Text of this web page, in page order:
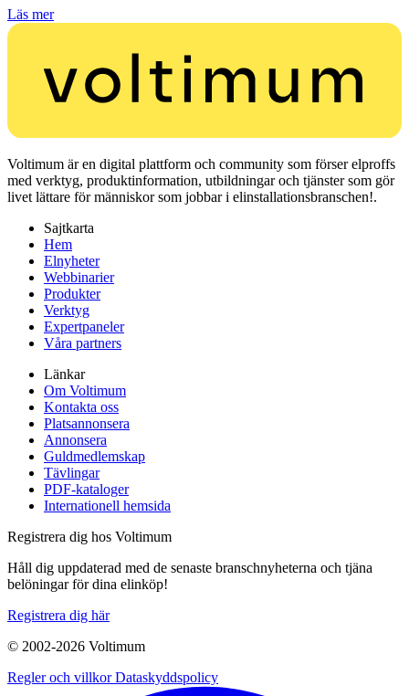
Läs mer
Voltimum är en digital plattform och community som förser elproffs
med verktyg, produktinformation, utbildningar och tjänster som gör
livet lättare för människor som jobbar i elinstallationsbranschen!.
Sajtkarta
Hem
Elnyheter
Webbinarier
Produkter
Verktyg
Expertpaneler
Våra partners
Länkar
Om Voltimum
Kontakta oss
Platsannonsera
Annonsera
Guldmedlemskap
Tävlingar
PDF-kataloger
Internationell hemsida
Registrera dig hos Voltimum
Håll dig uppdaterad med de senaste branschnyheterna och tjäna
belöningar för dina elinköp!
Registrera dig här
© 2002-2026 Voltimum
Regler och villkorDataskyddspolicy